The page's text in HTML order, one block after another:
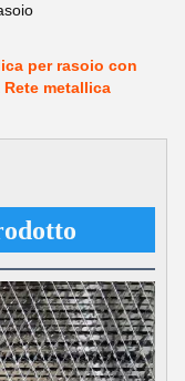
per rasoio con
metallica